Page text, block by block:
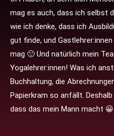
mag es auch, dass ich selbst
wie ich denke, dass ich
gut finde, und
mag 🙂 Und natürlich mein
Yogalehrer:innen! Was ich
Buchhaltung, die
Papierkram so anfällt.
dass das mein Mann macht 😀